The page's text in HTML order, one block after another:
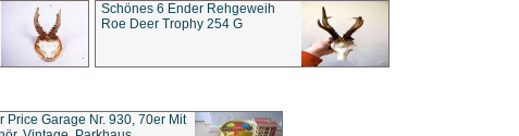
Schönes 6 Ender Rehgeweih
Roe Deer Trophy 254 G
Price Garage Nr. 930, 70er Mit